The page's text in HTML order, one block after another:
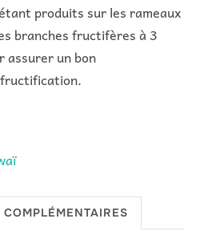
produits sur les rameaux
branches fructifères à 3
assurer un bon